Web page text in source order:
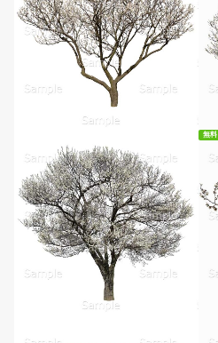
無料